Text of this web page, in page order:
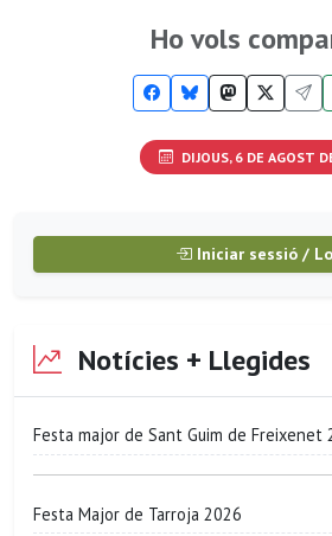
Ho vols
DIJOUS, 6 DE AGOST
Iniciar sessió /
Notícies + Llegides
Festa major de Sant Guim de Freixenet
Festa Major de Tarroja 2026